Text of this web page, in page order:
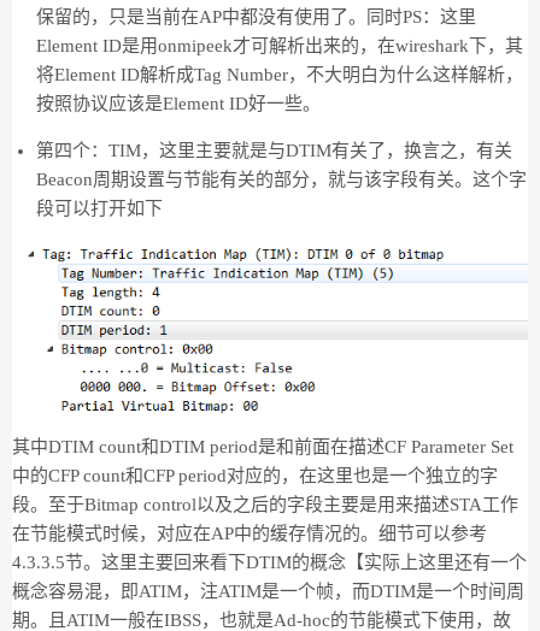
保留的，只是当前在AP中都没有使用了。同时PS：这里
Element ID是用onmipeek才可解析出来的，在wireshark下，其
将Element ID解析成Tag Number，不大明白为什么这样解析，
按照协议应该是Element ID好一些。
第四个：TIM，这里主要就是与DTIM有关了，换言之，有关
Beacon周期设置与节能有关的部分，就与该字段有关。这个字
段可以打开如下
其中DTIM count和DTIM period是和前面在描述CF Parameter Set
中的CFP count和CFP period对应的，在这里也是一个独立的字
段。至于Bitmap control以及之后的字段主要是用来描述STA工作
在节能模式时候，对应在AP中的缓存情况的。细节可以参考
4.3.3.5节。这里主要回来看下DTIM的概念【实际上这里还有一个
概念容易混，即ATIM，注ATIM是一个帧，而DTIM是一个时间周
期。且ATIM一般在IBSS，也就是Ad-hoc的节能模式下使用，故